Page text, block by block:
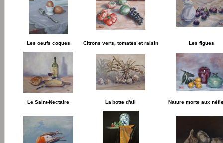
Les oeufs coques Citrons verts, tomates et raisin Les figues
Le Saint-Nectaire La botte d'ail Nature morte aux